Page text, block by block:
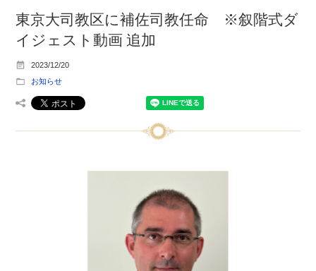
東京大司教区に補佐司教任命 ※叙階式ダ
イジェスト動画 追加
2023/12/20
お知らせ